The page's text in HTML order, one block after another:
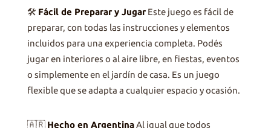
🛠️ Fácil de Preparar y JugarEste juego es fácil de
preparar, con todas las instrucciones y elementos
incluidos para una experiencia completa. Podés
jugar en interiores o al aire libre, en fiestas, eventos
o simplemente en el jardín de casa. Es un juego
flexible que se adapta a cualquier espacio y ocasión.
🇦🇷 Hecho en ArgentinaAl igual que todos